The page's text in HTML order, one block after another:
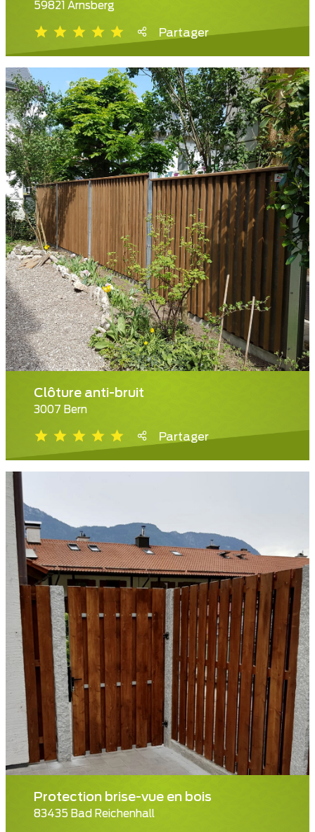
59821 Arnsberg
Partager
Clôture anti-bruit
3007 Bern
Partager
Protection brise-vue en bois
83435 Bad Reichenhall